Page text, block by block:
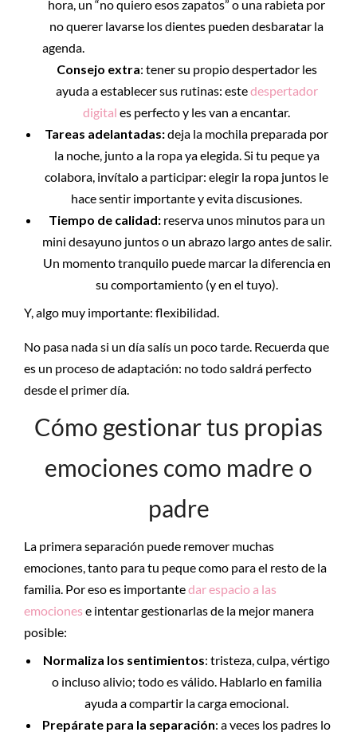
hora, un “no quiero esos zapatos” o una rabieta por
no querer lavarse los dientes pueden desbaratar la
agenda.
Consejo extra: tener su propio despertador les
ayuda a establecer sus rutinas: estedespertador
digital es perfecto y les van a encantar.
Tareas adelantadas:deja la mochila preparada por
la noche, junto a la ropa ya elegida. Si tu peque ya
colabora, invítalo a participar: elegir la ropa juntos le
hace sentir importante y evita discusiones.
Tiempo de calidad: reserva unos minutos para un
mini desayuno juntos o un abrazo largo antes de salir.
Un momento tranquilo puede marcar la diferencia en
su comportamiento (y en el tuyo).
Y, algo muy importante: flexibilidad.
No pasa nada si un día salís un poco tarde. Recuerda que
es un proceso de adaptación: no todo saldrá perfecto
desde el primer día.
Cómo gestionar tus propias
emociones como madre o
padre
La primera separación puede remover muchas
emociones, tanto para tu peque como para el resto de la
familia. Por eso es importantedar espacio a las
emociones e intentar gestionarlas de la mejor manera
posible:
Normaliza los sentimientos: tristeza, culpa, vértigo
o incluso alivio; todo es válido. Hablarlo en familia
ayuda a compartir la carga emocional.
Prepárate para la separación: a veces los padres lo